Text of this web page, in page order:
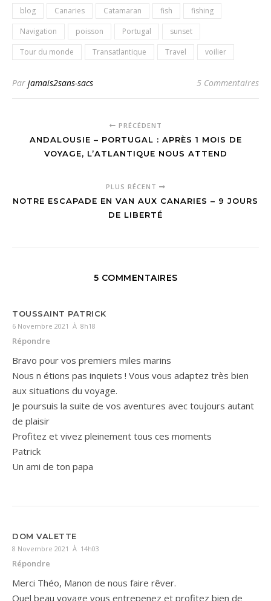
blog Canaries Catamaran fish
fishing
Navigation
poisson Portugal
sunset
Tour du monde
Transatlantique Travel voilier
Par jamais2sans-sacs 5 Commentaires
PRÉCÉDENT
ANDALOUSIE – PORTUGAL : APRÈS 1 MOIS DE
VOYAGE, L’ATLANTIQUE NOUS ATTEND
PLUS RÉCENT
NOTRE ESCAPADE EN VAN AUX CANARIES – 9 JOURS
DE LIBERTÉ
5 COMMENTAIRES
TOUSSAINT PATRICK
6 Novembre 2021 À 8h18
Répondre
Bravo pour vos premiers miles marins
Nous n étions pas inquiets ! Vous vous adaptez très bien
aux situations du voyage.
Je poursuis la suite de vos aventures avec toujours autant
de plaisir
Profitez et vivez pleinement tous ces moments
Patrick
Un ami de ton papa
DOM VALETTE
8 Novembre 2021 À 14h03
Répondre
Merci Théo, Manon de nous faire rêver.
Quel beau voyage vous entrepenez et profitez bien de